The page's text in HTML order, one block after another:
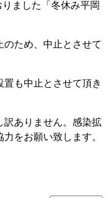
ました「冬休み平岡
ため、中止とさせて
も中止とさせて頂き
訳ありません。感染拡
をお願い致します。